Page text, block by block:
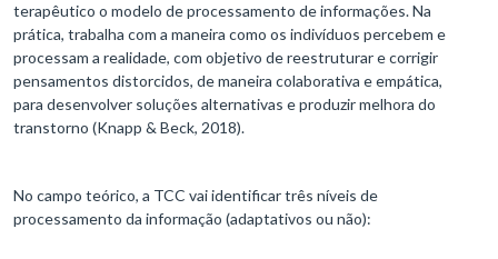
terapêutico o modelo de processamento de informações. Na
prática, trabalha com a maneira como os indivíduos percebem e
processam a realidade, com objetivo de reestruturar e corrigir
pensamentos distorcidos, de maneira colaborativa e empática,
para desenvolver soluções alternativas e produzir melhora do
transtorno (Knapp & Beck, 2018).
No campo teórico, a TCC vai identificar três níveis de
processamento da informação (adaptativos ou não):